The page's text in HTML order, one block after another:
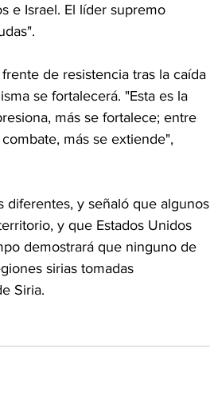
e Israel. El líder supremo
de resistencia tras la caída
se fortalecerá. "Esta es la
más se fortalece; entre
más se extiende",
diferentes, y señaló que algunos
y que Estados Unidos
demostrará que ninguno de
sirias tomadas
Siria.